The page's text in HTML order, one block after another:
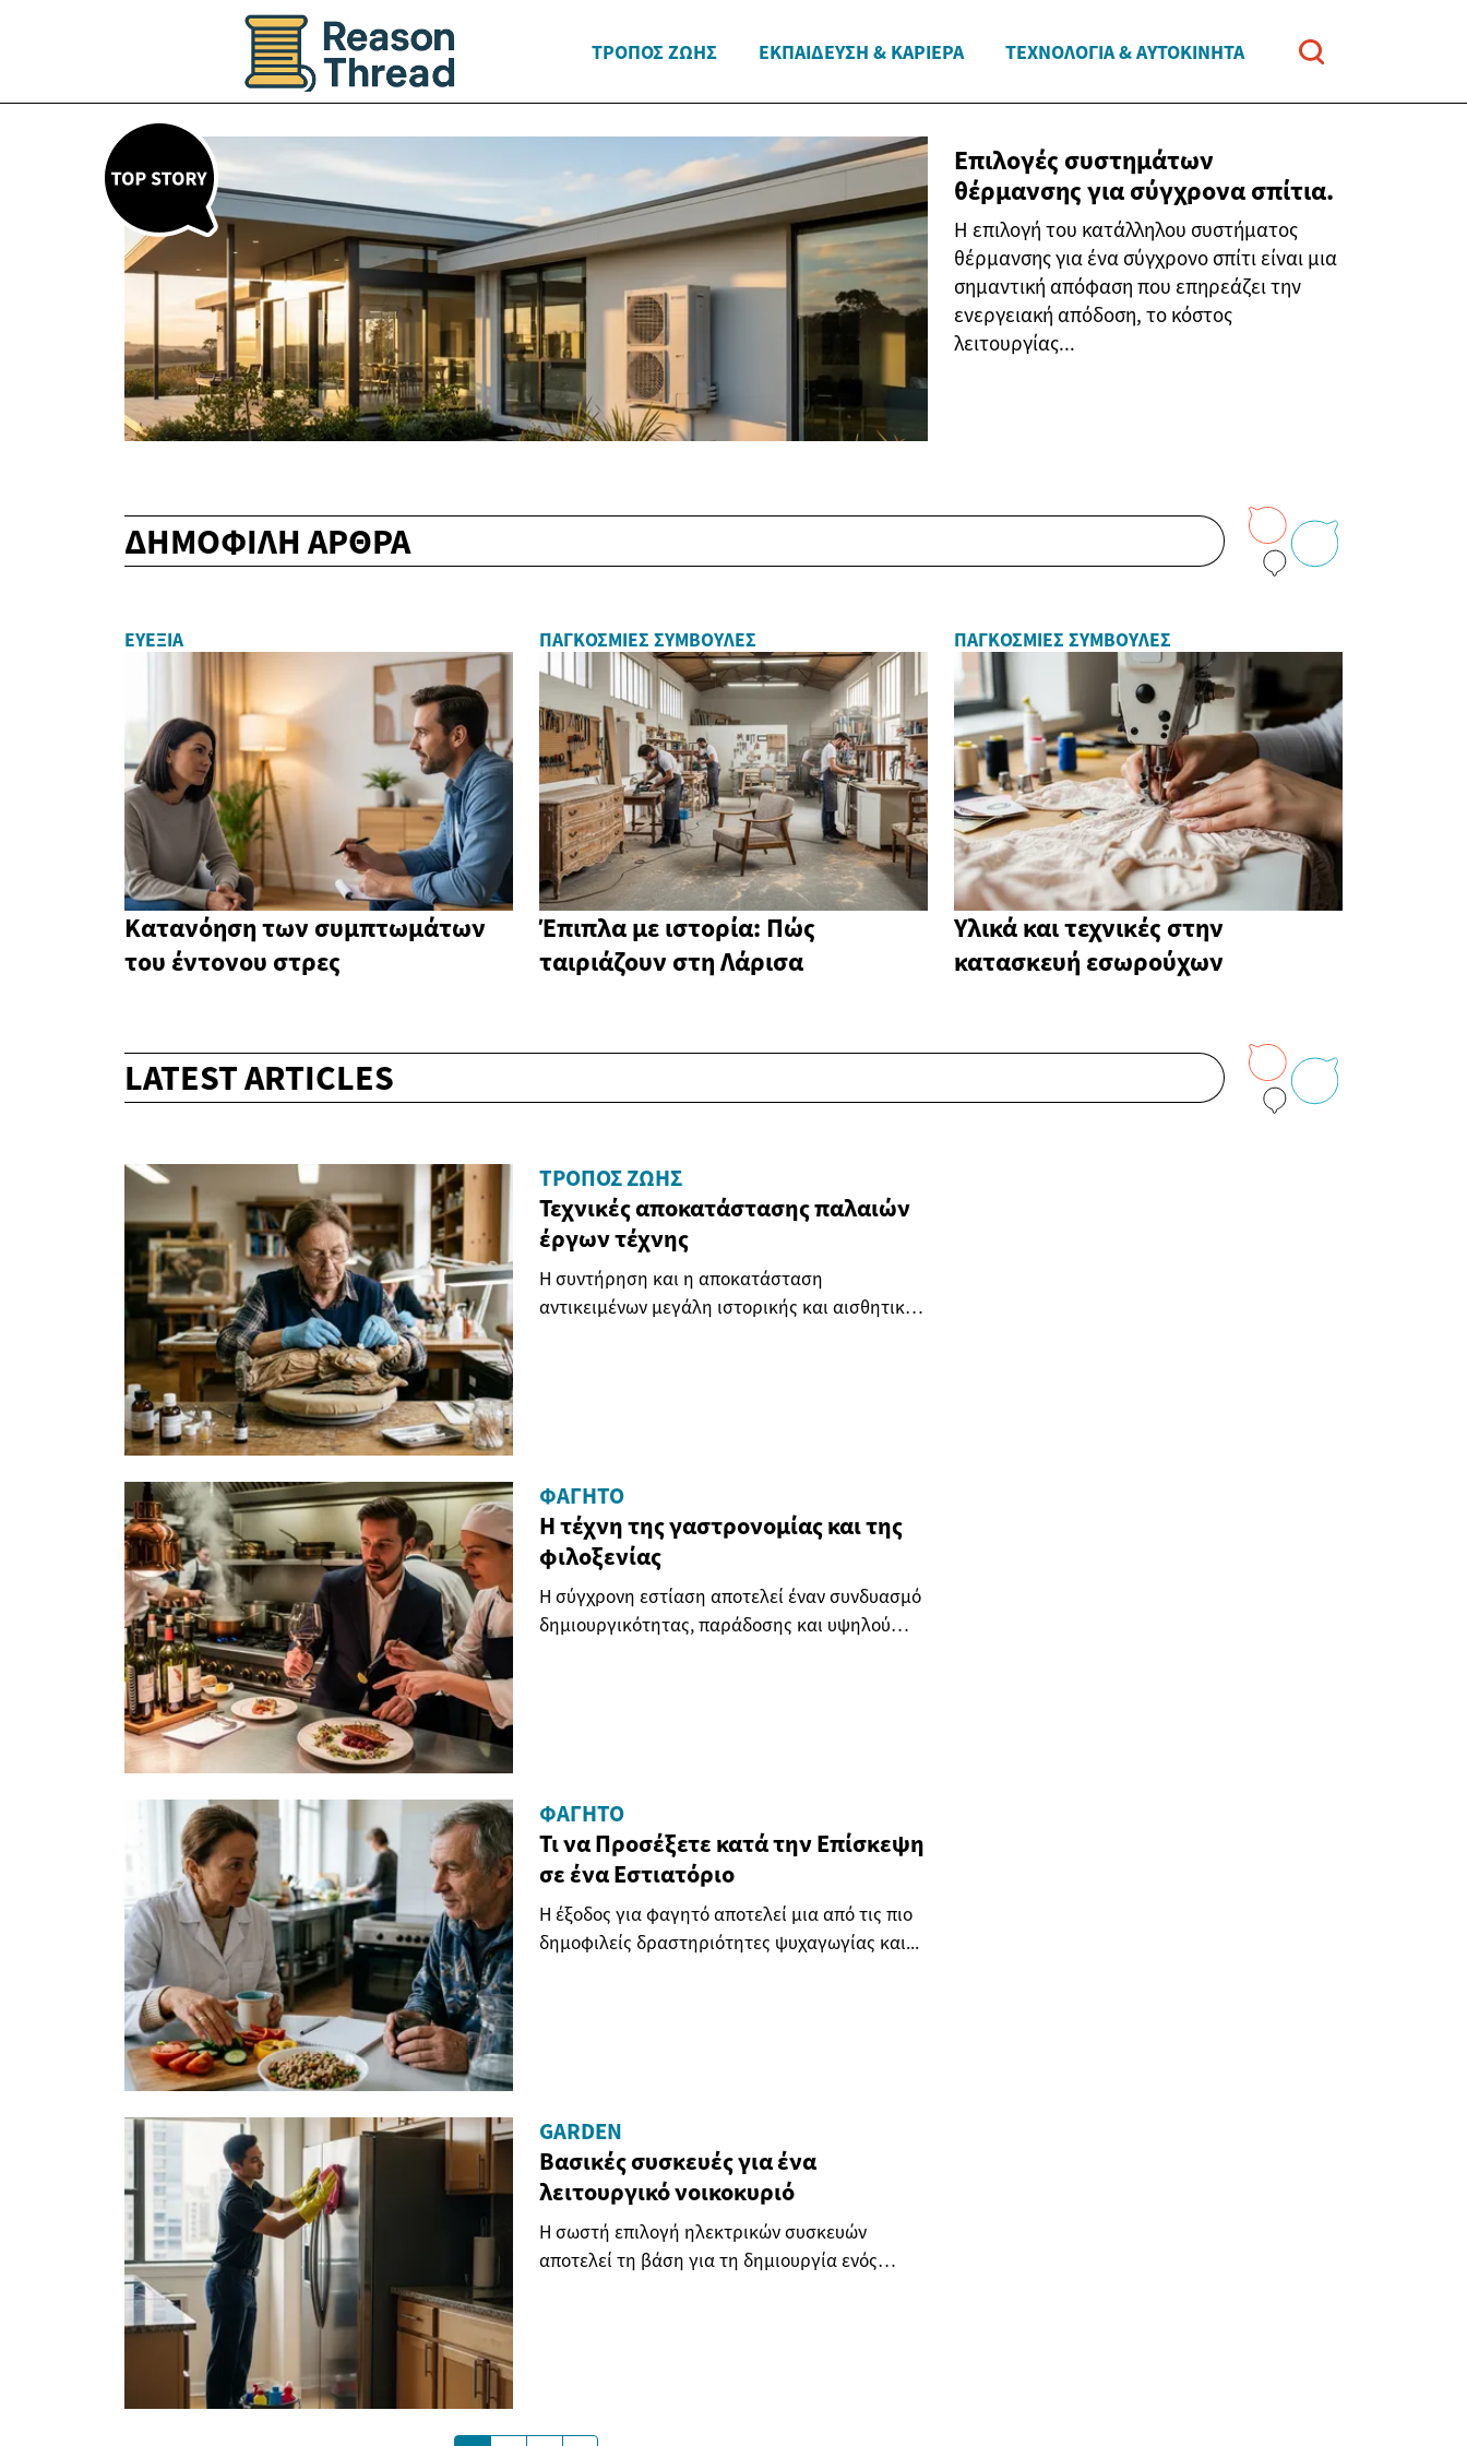
ΤΡΌΠΟΣ ΖΩΉΣ ΕΚΠΑΊΔΕΥΣΗ & ΚΑΡΙΈΡΑ ΤΕΧΝΟΛΟΓΊΑ & ΑΥΤΟΚΊΝΗΤΑ
Επιλογές συστημάτων
θέρμανσης για σύγχρονα σπίτια.
Η επιλογή του κατάλληλου συστήματος
θέρμανσης για ένα σύγχρονο σπίτι είναι μια
σημαντική απόφαση που επηρεάζει την
ενεργειακή απόδοση, το κόστος
λειτουργίας...
ΔΗΜΟΦΙΛΗ ΑΡΘΡΑ
ΕΥΕΞΊΑ
Κατανόηση των συμπτωμάτων
του έντονου στρες
ΠΑΓΚΌΣΜΙΕΣ ΣΥΜΒΟΥΛΈΣ
Έπιπλα με ιστορία: Πώς
ταιριάζουν στη Λάρισα
ΠΑΓΚΌΣΜΙΕΣ ΣΥΜΒΟΥΛΈΣ
Υλικά και τεχνικές στην
κατασκευή εσωρούχων
LATEST ARTICLES
ΤΡΌΠΟΣ ΖΩΉΣ
Τεχνικές αποκατάστασης παλαιών
έργων τέχνης
Η συντήρηση και η αποκατάσταση
αντικειμένων μεγάλη ιστορικής και αισθητικής
ΦΑΓΗΤΌ
Η τέχνη της γαστρονομίας και της
φιλοξενίας
Η σύγχρονη εστίαση αποτελεί έναν συνδυασμό
δημιουργικότητας, παράδοσης και υψηλού
ΦΑΓΗΤΌ
Τι να Προσέξετε κατά την Επίσκεψη
σε ένα Εστιατόριο
Η έξοδος για φαγητό αποτελεί μια από τις πιο
δημοφιλείς δραστηριότητες ψυχαγωγίας και...
GARDEN
Βασικές συσκευές για ένα
λειτουργικό νοικοκυριό
Η σωστή επιλογή ηλεκτρικών συσκευών
αποτελεί τη βάση για τη δημιουργία ενός